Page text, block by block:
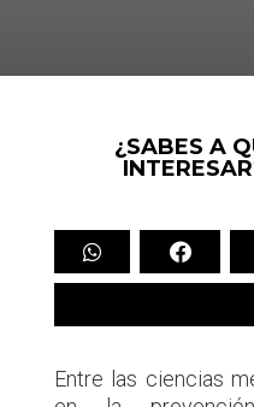
¿SABES A
Entre las ciencias